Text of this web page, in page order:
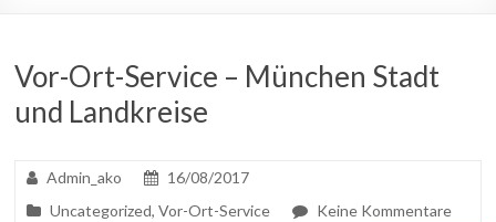
Vor-Ort-Service – München Stadt
und Landkreise
Admin_ako
16/08/2017
Uncategorized,Vor-Ort-Service
Keine Kommentare